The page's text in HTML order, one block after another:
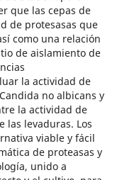
que las cepas de
de protesasas que
como una relación
de aislamiento de
la actividad de
no albicans y
la actividad de
las levaduras. Los
viable y fácil
de proteasas y
unido a